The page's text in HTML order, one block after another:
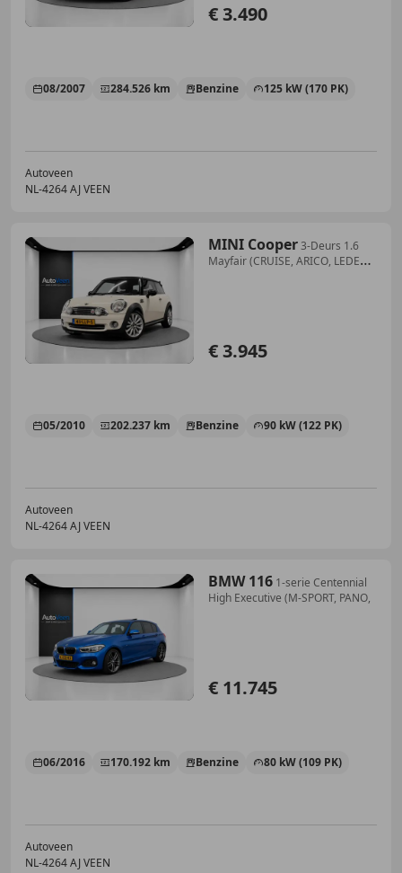
€ 3.490
08/2007 284.526 km Benzine 125 kW (170 PK)
Autoveen
NL-4264 AJ VEEN
MINI Cooper3-Deurs 1.6
Mayfair (CRUISE, ARICO, LEDER,
€ 3.945
05/2010 202.237 km Benzine 90 kW (122 PK)
Autoveen
NL-4264 AJ VEEN
BMW 116 1-serie Centennial
High Executive (M-SPORT, PANO,
€ 11.745
06/2016 170.192 km Benzine 80 kW (109 PK)
Autoveen
NL-4264 AJ VEEN